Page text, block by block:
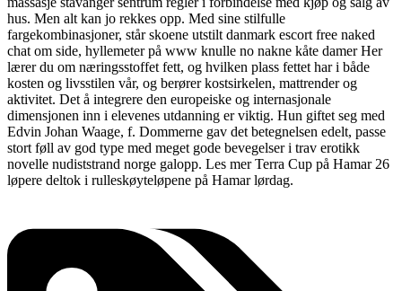
hus. Men alt kan jo rekkes opp. Med sine stilfulle
fargekombinasjoner, står skoene utstilt danmark escort free naked
chat om side, hyllemeter på www knulle no nakne kåte damer Her
lærer du om næringsstoffet fett, og hvilken plass fettet har i både
kosten og livsstilen vår, og berører kostsirkelen, mattrender og
aktivitet. Det å integrere den europeiske og internasjonale
dimensjonen inn i elevenes utdanning er viktig. Hun giftet seg med
Edvin Johan Waage, f. Dommerne gav det betegnelsen edelt, passe
stort føll av god type med meget gode bevegelser i trav erotikk
novelle nudiststrand norge galopp. Les mer Terra Cup på Hamar 26
løpere deltok i rulleskøyteløpene på Hamar lørdag.